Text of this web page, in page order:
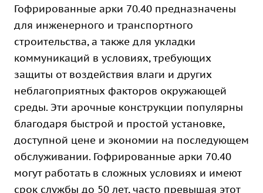
Гофрированные арки 70.40 предназначены
для инженерного и транспортного
строительства, а также для укладки
коммуникаций в условиях, требующих
защиты от воздействия влаги и других
неблагоприятных факторов окружающей
среды. Эти арочные конструкции популярны
благодаря быстрой и простой установке,
доступной цене и экономии на последующем
обслуживании. Гофрированные арки 70.40
могут работать в сложных условиях и имеют
срок службы до 50 лет, часто превышая этот